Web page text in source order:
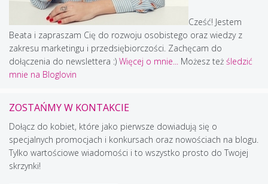
Cześć! Jestem
Beata i zapraszam Cię do rozwoju osobistego oraz wiedzy z
zakresu marketingu i przedsiębiorczości. Zachęcam do
dołączenia do newslettera :) Więcej o mnie... Możesz też śledzić
mnie na Bloglovin
ZOSTAŃMY W KONTAKCIE
Dołącz do kobiet, które jako pierwsze dowiadują się o
specjalnych promocjach i konkursach oraz nowościach na blogu.
Tylko wartościowe wiadomości i to wszystko prosto do Twojej
skrzynki!